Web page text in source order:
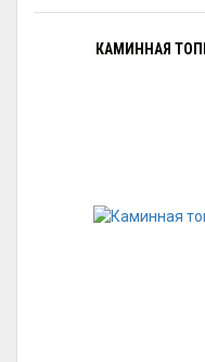
КАМИННАЯ